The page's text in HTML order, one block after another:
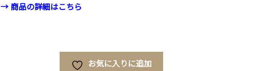
→ 商品の詳細はこちら
お気に入りに追加